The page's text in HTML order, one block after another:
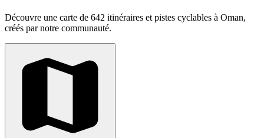
Découvre une carte de 642 itinéraires et pistes cyclables à Oman,
créés par notre communauté.